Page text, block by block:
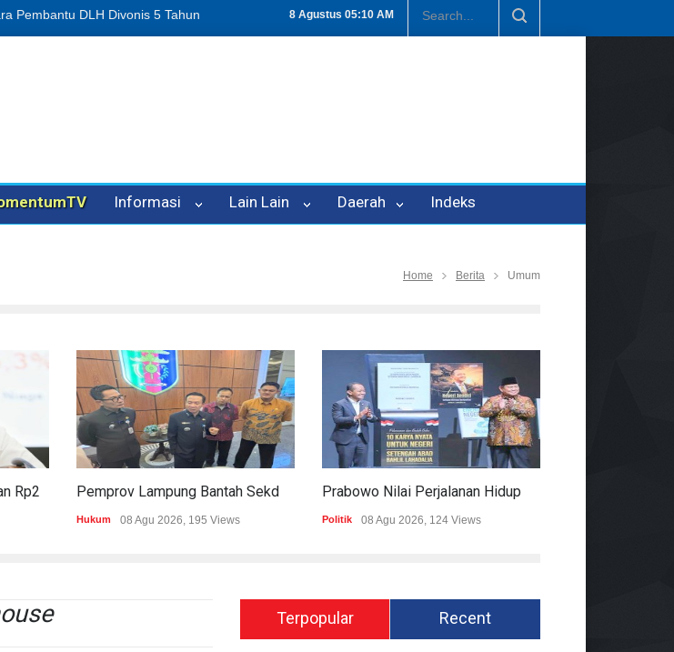
8 Agustus 05:10 AM
Hukum Pelapor Desak Polisi Tetapkan P-21 Tembus Rp1,6 Triliun, Nilai Investasi di Lamteng Tertinggi di
Informasi Lain Lain Daerah Indeks
Home Berita Umum
Hukum 08 Agu 2026, 195 Views Politik 08 Agu 2026, 124 Views
Terpopular Recent